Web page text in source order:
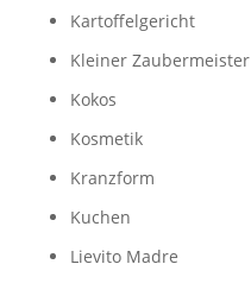
Kartoffelgericht
Kleiner Zaubermeister
Kokos
Kosmetik
Kranzform
Kuchen
Lievito Madre